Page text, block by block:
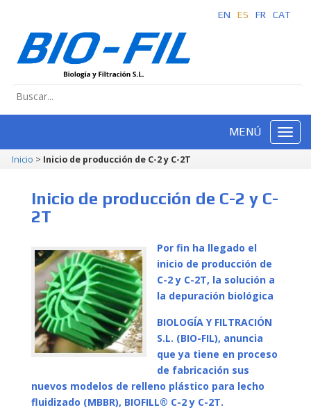
EN ES FR CAT
MENÚ
Inicio > Inicio de producción de C-2 y C-2T
Inicio de producción de C-2 y C-
2T
Por fin ha llegado el
inicio de producción de
C-2 y C-2T, la solución a
la depuración biológica
BIOLOGÍA Y FILTRACIÓN
S.L. (BIO-FIL), anuncia
que ya tiene en proceso
de fabricación sus
nuevos modelos de relleno plástico para lecho
fluidizado (MBBR), BIOFILL® C-2 y C-2T.